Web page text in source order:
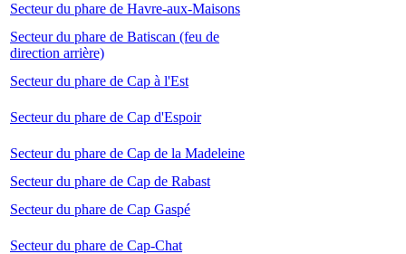
Secteur du phare de Havre-aux-Maisons
Secteur du phare de Batiscan (feu de
direction arrière)
Secteur du phare de Cap à l'Est
Secteur du phare de Cap d'Espoir
Secteur du phare de Cap de la Madeleine
Secteur du phare de Cap de Rabast
Secteur du phare de Cap Gaspé
Secteur du phare de Cap-Chat